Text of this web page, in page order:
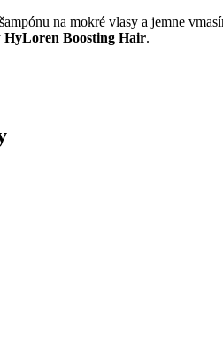
na mokré vlasy a jemne
HyLoren Boosting Hair.